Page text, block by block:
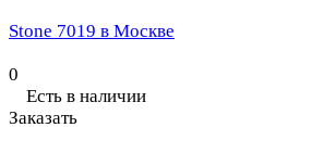
Stone 7019 в Москве
0
Есть в наличии
Заказать